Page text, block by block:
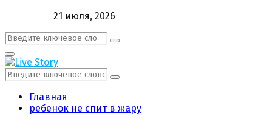
21 июля, 2026
Поиск:
Поиск
Первичное
Меню
Поиск:
Поиск
Главная
ребенок не спит в жару